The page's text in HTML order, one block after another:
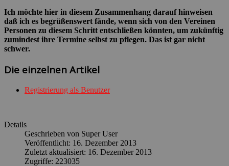
Ich möchte hier in diesem Zusammenhang darauf hinweisen
daß ich es begrüßenswert fände, wenn sich von den Vereinen
Personen zu diesem Schritt entschließen könnten, um zukünftig
zumindest ihre Termine selbst zu pflegen. Das ist gar nicht
schwer.
Die einzelnen Artikel
Registrierung als Benutzer
Details
Geschrieben von Super User
Veröffentlicht: 16. Dezember 2013
Zuletzt aktualisiert: 16. Dezember 2013
Zugriffe: 223035